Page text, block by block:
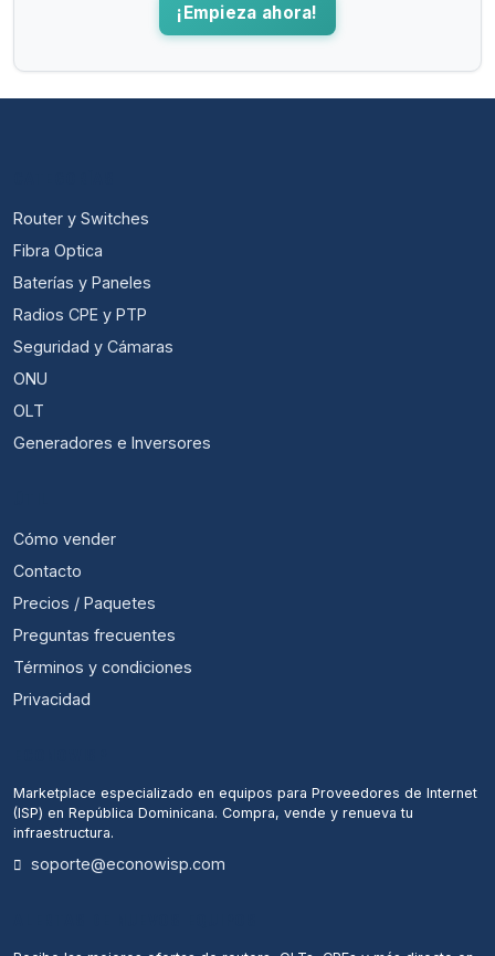
¡Empieza ahora!
Router y Switches
Fibra Optica
Baterías y Paneles
Radios CPE y PTP
Seguridad y Cámaras
ONU
OLT
Generadores e Inversores
Cómo vender
Contacto
Precios / Paquetes
Preguntas frecuentes
Términos y condiciones
Privacidad
Marketplace especializado en equipos para Proveedores de Internet
(ISP) en República Dominicana. Compra, vende y renueva tu
infraestructura.
soporte@econowisp.com